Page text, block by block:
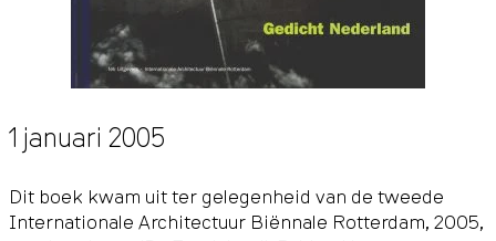
1 januari 2005
Dit boek kwam uit ter gelegenheid van de tweede
Internationale Architectuur Biënnale Rotterdam, 2005,